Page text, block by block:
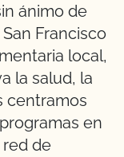
ánimo de
Francisco
local,
la salud, la
centramos
en
de